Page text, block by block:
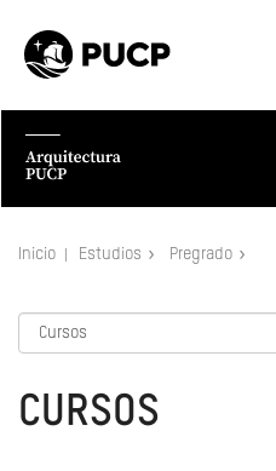
Inicio Estudios Pregrado
CURSOS